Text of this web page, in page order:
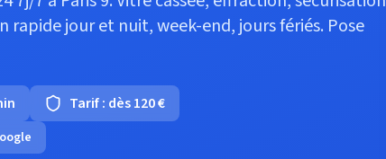
jour et nuit, week-end, jours fériés. Pose
Tarif : dès 120 €